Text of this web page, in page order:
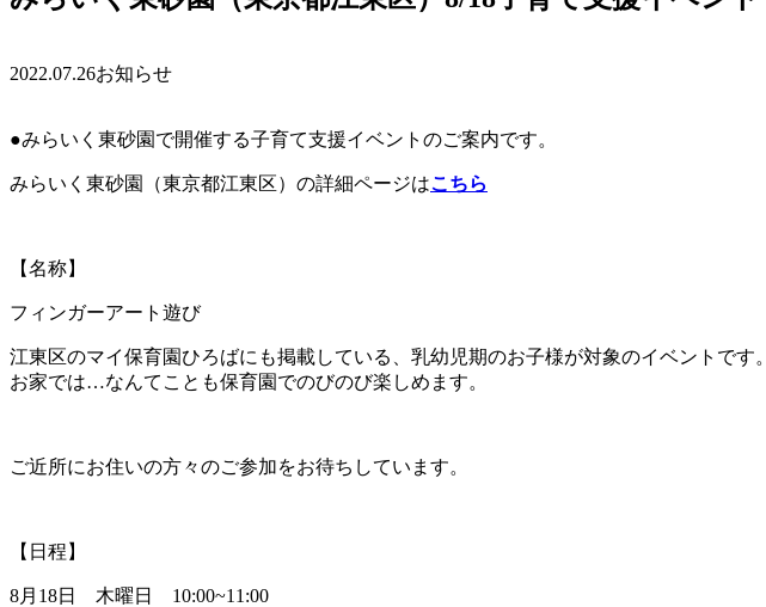
2022.07.26お知らせ
●みらいく東砂園で開催する子育て支援イベントのご案内です。
みらいく東砂園（東京都江東区）の詳細ページはこちら
【名称】
フィンガーアート遊び
江東区のマイ保育園ひろばにも掲載している、乳幼児期のお子様が対象のイベントです。
お家では…なんてことも保育園でのびのび楽しめます。
ご近所にお住いの方々のご参加をお待ちしています。
【日程】
8月18日 木曜日 10:00~11:00